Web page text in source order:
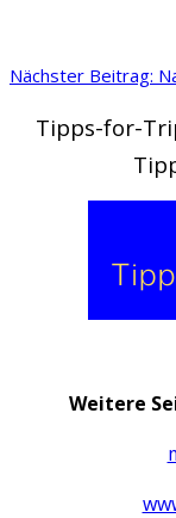
Nächster Beitrag:
Tipps-for-
Weitere